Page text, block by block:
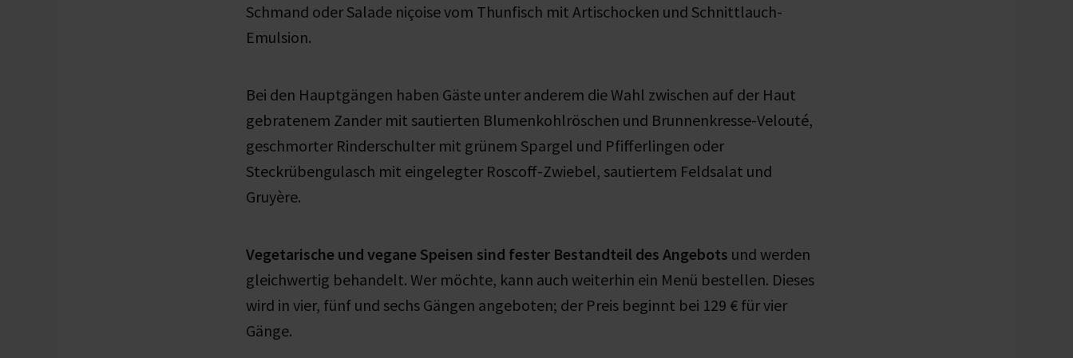
Schmand oder Salade niçoise vom Thunfisch mit Artischocken und Schnittlauch-
Emulsion.
Bei den Hauptgängen haben Gäste unter anderem die Wahl zwischen auf der Haut
gebratenem Zander mit sautierten Blumenkohlröschen und Brunnenkresse-Velouté,
geschmorter Rinderschulter mit grünem Spargel und Pfifferlingen oder
Steckrübengulasch mit eingelegter Roscoff-Zwiebel, sautiertem Feldsalat und
Gruyère.
Vegetarische und vegane Speisen sind fester Bestandteil des Angebots und werden
gleichwertig behandelt. Wer möchte, kann auch weiterhin ein Menü bestellen. Dieses
wird in vier, fünf und sechs Gängen angeboten; der Preis beginnt bei 129 € für vier
Gänge.